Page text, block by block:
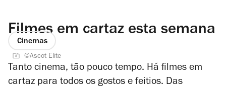
Filmes em cartaz esta semana
Cinemas
©Ascot Elite
Tanto cinema, tão pouco tempo. Há filmes em
cartaz para todos os gostos e feitios. Das